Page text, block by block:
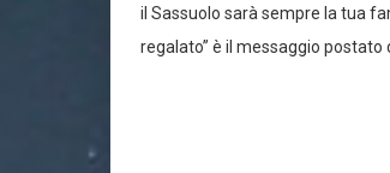
il Sassuolo sarà sempre la tua
regalato” è il messaggio postato